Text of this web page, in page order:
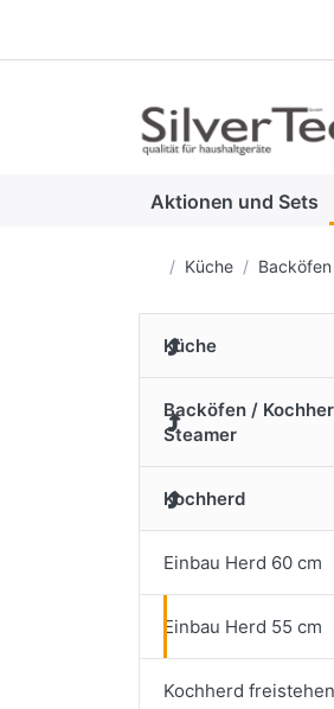
Aktionen und Sets
Startseite
Küche
Küche
Backöfen /
Steamer
Kochherd
Einbau Herd 60 cm
Einbau Herd 55 cm
Kochherd